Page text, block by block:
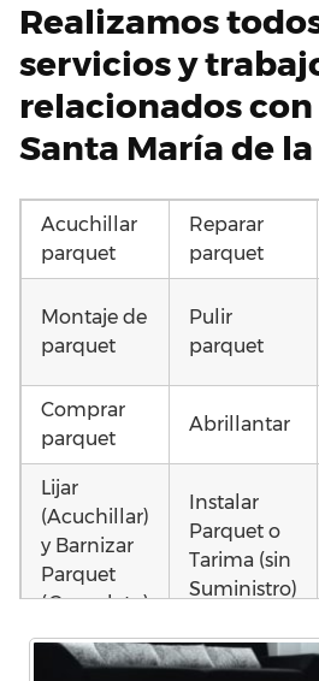
Realizamos
servicios y
relacionados
Santa María de la
Acuchillar
parquet
Reparar
parquet
Montaje de
parquet
Pulir
parquet
Comprar
parquet
Abrillantar
Lijar
(Acuchillar)
y Barnizar
Parquet
(Completo)
Instalar
Parquet o
Tarima (sin
Suministro)
Instalar
Poner